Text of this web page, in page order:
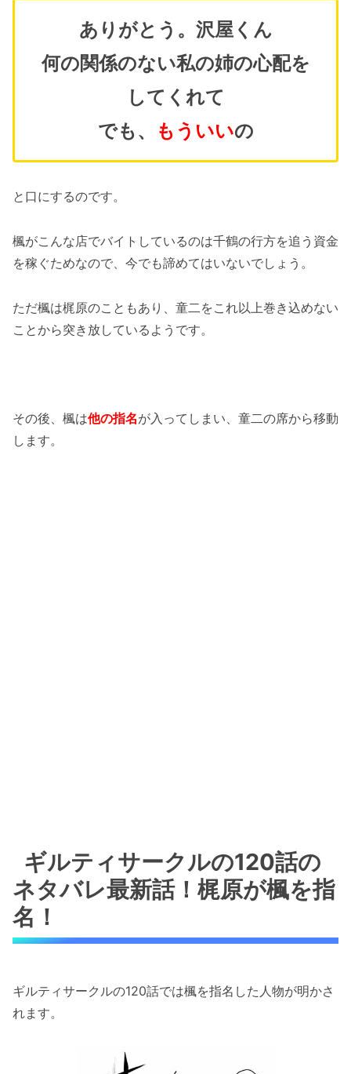
ありがとう。沢屋くん
何の関係のない私の姉の心配を
してくれて
でも、
もういいの
と口にするのです。
楓がこんな店でバイトしているのは千鶴の行方を追う資金
を稼ぐためなので、今でも諦めてはいないでしょう。
ただ楓は梶原のこともあり、童二をこれ以上巻き込めない
ことから突き放しているようです。
その後、楓は他の指名が入ってしまい、童二の席から移動
します。
ギルティサークルの120話の
ネタバレ最新話！梶原が楓を指
名！
ギルティサークルの120話では楓を指名した人物が明かさ
れます。